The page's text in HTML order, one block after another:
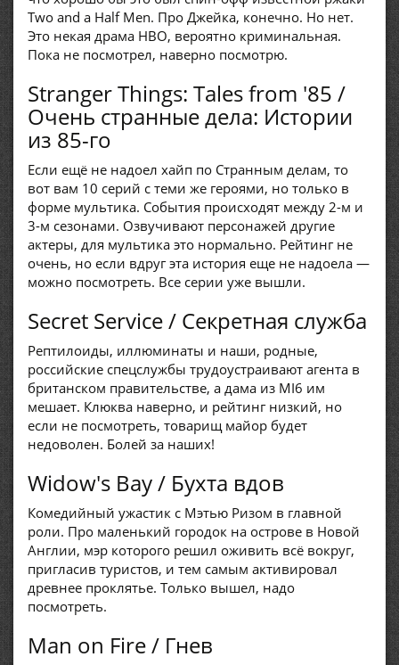
Two and a Half Men. Про Джейка, конечно. Но нет.
Это некая драма HBO, вероятно криминальная.
Пока не посмотрел, наверно посмотрю.
Stranger Things: Tales from '85 /
Очень странные дела: Истории
из 85-го
Если ещё не надоел хайп по Странным делам, то
вот вам 10 серий с теми же героями, но только в
форме мультика. События происходят между 2-м и
3-м сезонами. Озвучивают персонажей другие
актеры, для мультика это нормально. Рейтинг не
очень, но если вдруг эта история еще не надоела —
можно посмотреть. Все серии уже вышли.
Secret Service / Секретная служба
Рептилоиды, иллюминаты и наши, родные,
российские спецслужбы трудоустраивают агента в
британском правительстве, а дама из MI6 им
мешает. Клюква наверно, и рейтинг низкий, но
если не посмотреть, товарищ майор будет
недоволен. Болей за наших!
Widow's Bay / Бухта вдов
Комедийный ужастик с Мэтью Ризом в главной
роли. Про маленький городок на острове в Новой
Англии, мэр которого решил оживить всё вокруг,
пригласив туристов, и тем самым активировал
древнее проклятье. Только вышел, надо
посмотреть.
Man on Fire / Гнев